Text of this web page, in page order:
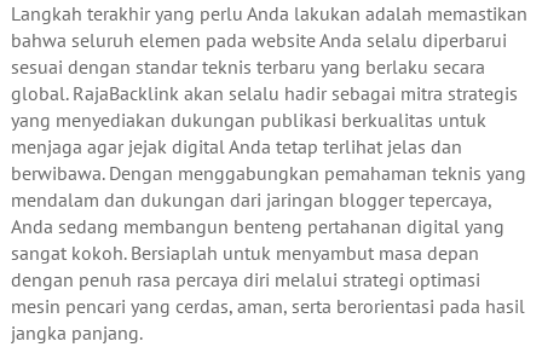
Langkah terakhir yang perlu Anda lakukan adalah memastikan
bahwa seluruh elemen pada website Anda selalu diperbarui
sesuai dengan standar teknis terbaru yang berlaku secara
global. RajaBacklink akan selalu hadir sebagai mitra strategis
yang menyediakan dukungan publikasi berkualitas untuk
menjaga agar jejak digital Anda tetap terlihat jelas dan
berwibawa. Dengan menggabungkan pemahaman teknis yang
mendalam dan dukungan dari jaringan blogger tepercaya,
Anda sedang membangun benteng pertahanan digital yang
sangat kokoh. Bersiaplah untuk menyambut masa depan
dengan penuh rasa percaya diri melalui strategi optimasi
mesin pencari yang cerdas, aman, serta berorientasi pada hasil
jangka panjang.